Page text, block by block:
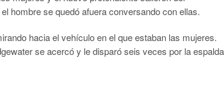
hombre se quedó afuera conversando con ellas.
hacia el vehículo en el que estaban las mujeres.
se acercó y le disparó seis veces por la